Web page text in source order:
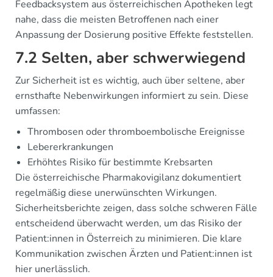
Feedbacksystem aus österreichischen Apotheken legt
nahe, dass die meisten Betroffenen nach einer
Anpassung der Dosierung positive Effekte feststellen.
7.2 Selten, aber schwerwiegend
Zur Sicherheit ist es wichtig, auch über seltene, aber
ernsthafte Nebenwirkungen informiert zu sein. Diese
umfassen:
Thrombosen oder thromboembolische Ereignisse
Lebererkrankungen
Erhöhtes Risiko für bestimmte Krebsarten
Die österreichische Pharmakovigilanz dokumentiert
regelmäßig diese unerwünschten Wirkungen.
Sicherheitsberichte zeigen, dass solche schweren Fälle
entscheidend überwacht werden, um das Risiko der
Patient:innen in Österreich zu minimieren. Die klare
Kommunikation zwischen Ärzten und Patient:innen ist
hier unerlässlich.